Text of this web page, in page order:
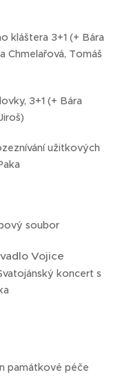
kláštera 3+1 (+ Bára
Chmelařová, Tomáš
3+1 (+ Bára
užitkových
soubor
Vojice
koncert s
památkové péče